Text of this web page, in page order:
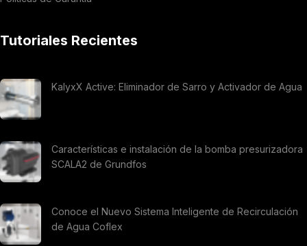
Tutoriales Recientes
KalyxX Active: Eliminador de Sarro y Activador de Agua
Características e instalación de la bomba presurizadora
SCALA2 de Grundfos
Conoce el Nuevo Sistema Inteligente de Recirculación
de Agua Coflex